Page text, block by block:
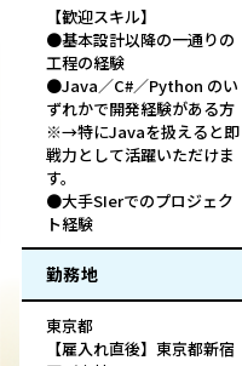
【歓迎スキル】
●基本設計以降の一通りの
工程の経験
●Java／C#／Python のい
ずれかで開発経験がある方
※→特にJavaを扱えると即
戦力として活躍いただけま
す。
●大手SIerでのプロジェク
ト経験
勤務地
東京都
【雇入れ直後】東京都新宿